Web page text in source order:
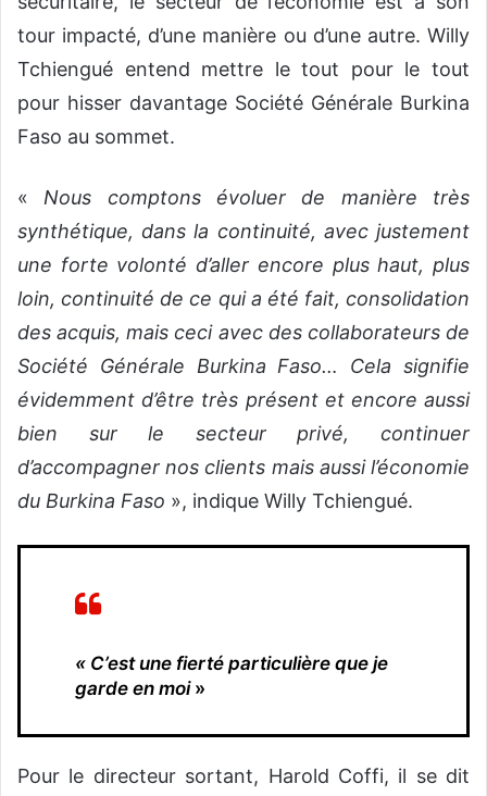
tour impacté, d’une manière ou d’une autre. Willy
Tchiengué entend mettre le tout pour le tout
pour hisser davantage Société Générale Burkina
Faso au sommet.
« Nous comptons évoluer de manière très
synthétique, dans la continuité, avec justement
une forte volonté d’aller encore plus haut, plus
loin, continuité de ce qui a été fait, consolidation
des acquis, mais ceci avec des collaborateurs de
Société Générale Burkina Faso… Cela signifie
évidemmentd’être très présent et encore aussi
bien sur le secteur privé, continuer
d’accompagner nos clients mais aussi l’économie
du Burkina Faso », indique Willy Tchiengué.
« C’est une fierté particulière que je
garde en moi»
Pour le directeur sortant, Harold Coffi, il se dit